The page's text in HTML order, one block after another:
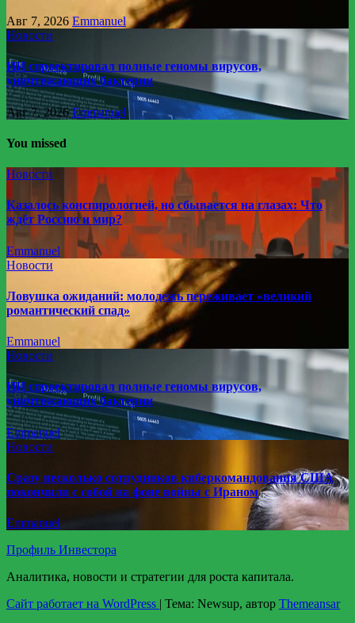
Авг 7, 2026 Emmanuel
Новости
ИИ спроектировал полные геномы вирусов,
уничтожающих бактерии
Авг 7, 2026Emmanuel
You missed
Новости
Казалось конспирологией, но сбывается на глазах: Что
ждёт Россию и мир?
Emmanuel
Новости
Ловушка ожиданий: молодежь переживает «великий
романтический спад»
Emmanuel
Новости
ИИ спроектировал полные геномы вирусов,
уничтожающих бактерии
Emmanuel
Новости
Сразу несколько сотрудников киберкомандования США
покончили с собой на фоне войны с Ираном
Emmanuel
Профиль Инвестора
Аналитика, новости и стратегии для роста капитала.
Сайт работает на WordPress | Тема: Newsup, автор Themeansar